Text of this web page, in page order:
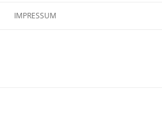
IMPRESSUM